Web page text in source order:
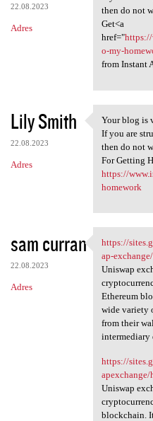
22.08.2023
Adres
then do not
Get<a
href="https://
o-my-
from Instant
Lily Smith
22.08.2023
Adres
Your blog
Your blog is
If you are
then do not
For Getting
https://
homework
sam curran
22.08.2023
Adres
https://
https://
ap-
Uniswap
Ethereum
wide variety
from their
intermediary
https://
apexchange/
Uniswap
blockchain.